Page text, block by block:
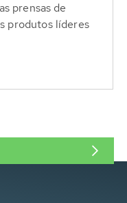
prensas de
produtos líderes